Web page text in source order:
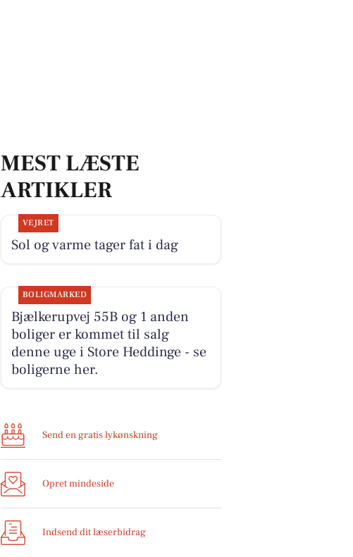
MEST LÆSTE
ARTIKLER
VEJRET
Sol og varme tager fat i dag
BOLIGMARKED
Bjælkerupvej 55B og 1 anden
boliger er kommet til salg
denne uge i Store Heddinge - se
boligerne her.
Send en gratis lykønskning
Opret mindeside
Indsend dit læserbidrag